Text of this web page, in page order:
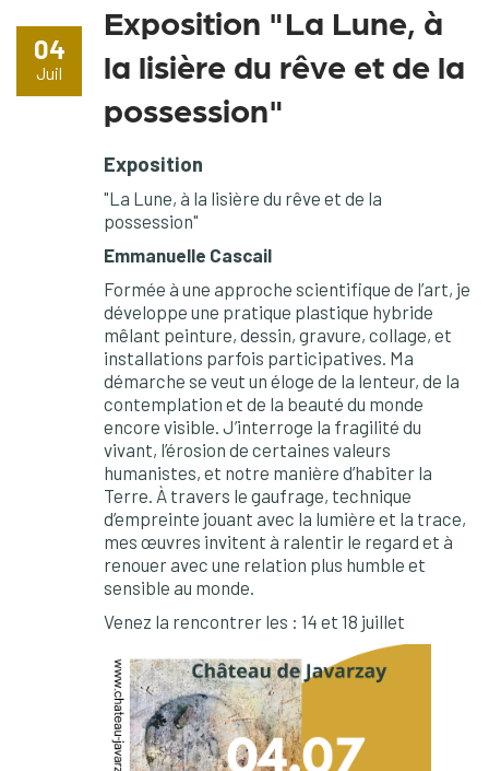
04
Juil
Exposition "La Lune, à
la lisière du rêve et de la
possession"
Exposition
"La Lune, à la lisière du rêve et de la
possession"
Emmanuelle Cascail
Formée à une approche scientifique de l’art, je
développe une pratique plastique hybride
mêlant peinture, dessin, gravure, collage, et
installations parfois participatives. Ma
démarche se veut un éloge de la lenteur, de la
contemplation et de la beauté du monde
encore visible. J’interroge la fragilité du
vivant, l’érosion de certaines valeurs
humanistes, et notre manière d’habiter la
Terre. À travers le gaufrage, technique
d’empreinte jouant avec la lumière et la trace,
mes œuvres invitent à ralentir le regard et à
renouer avec une relation plus humble et
sensible au monde.
Venez la rencontrer les : 14 et 18 juillet